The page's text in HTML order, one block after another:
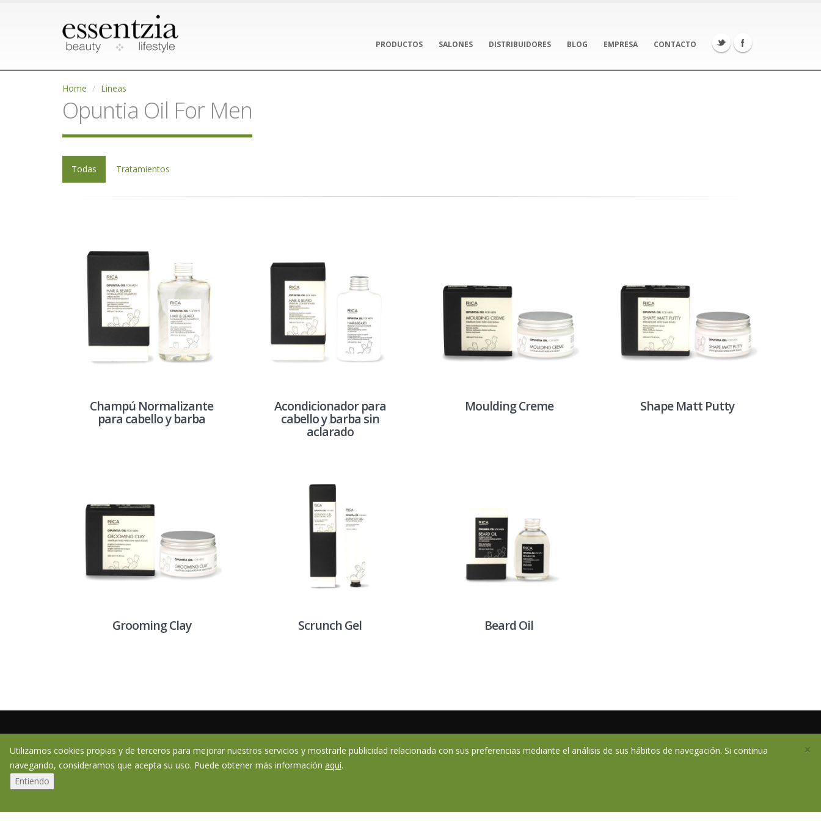
PRODUCTOS SALONES DISTRIBUIDORES BLOG EMPRESA CONTACTO
Home Lineas
Opuntia Oil For Men
Todas Tratamientos
Champú Normalizante
para cabello y barba
Acondicionador para
cabello y barba sin
aclarado
Moulding Creme Shape Matt Putty
Grooming Clay Scrunch Gel Beard Oil
CONTÁCTANOS
91 134 20 23
infoessentzia@essentzia.es ×
Utilizamos cookies propias y de terceros para mejorar nuestros servicios y mostrarle publicidad relacionada con sus preferencias mediante el análisis de sus hábitos de navegación. Si continua
navegando, consideramos que acepta su uso. Puede obtener más información aquí.
Entiendo